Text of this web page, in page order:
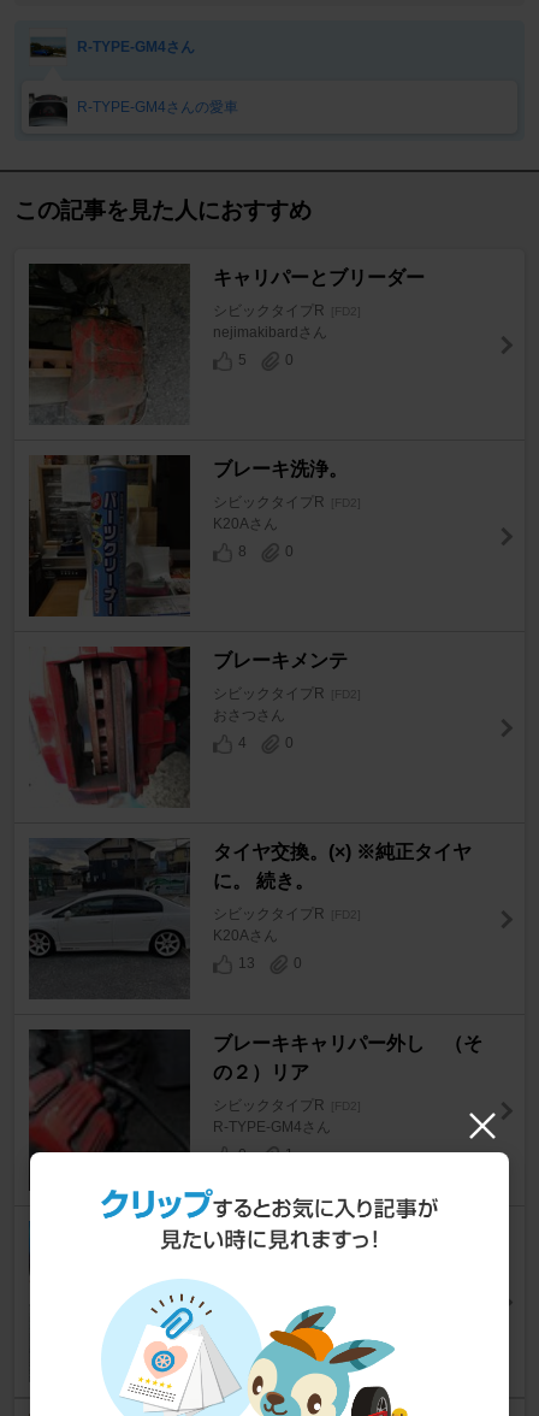
R-TYPE-GM4さん
R-TYPE-GM4さんの愛車
この記事を見た人におすすめ
キャリパーとブリーダー
シビックタイプR [FD2]
nejimakibardさん
5
0
ブレーキ洗浄。
シビックタイプR [FD2]
K20Aさん
8
0
ブレーキメンテ
シビックタイプR [FD2]
おさつさん
4
0
タイヤ交換。(×) ※純正タイヤ
に。 続き。
シビックタイプR [FD2]
K20Aさん
13
0
ブレーキキャリパー外し （そ
の２）リア
シビックタイプR [FD2]
R-TYPE-GM4さん
0
1
リアホイール清掃、リアブレー
シビックタイプR
拓海@FD2Rさん
0